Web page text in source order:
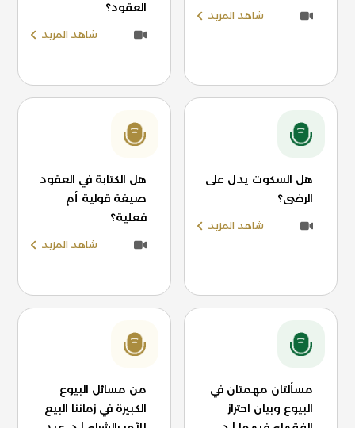
شاهد المزيد
العقود؟
شاهد المزيد
هل السكوت يدل على
الرضى؟
شاهد المزيد
هل الكتابة في العقود
صيغة قولية أم
فعلية؟
شاهد المزيد
مسألتان مهمتان في
البيوع وبيان احتراز
من مسائل البيوع
الكبيرة في زماننا البيع